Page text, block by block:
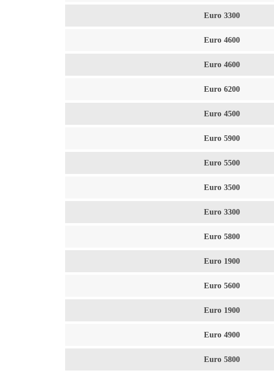
3300 Euro
4600 Euro
4600 Euro
6200 Euro
4500 Euro
5900 Euro
5500 Euro
3500 Euro
3300 Euro
5800 Euro
1900 Euro
5600 Euro
1900 Euro
4900 Euro
5800 Euro